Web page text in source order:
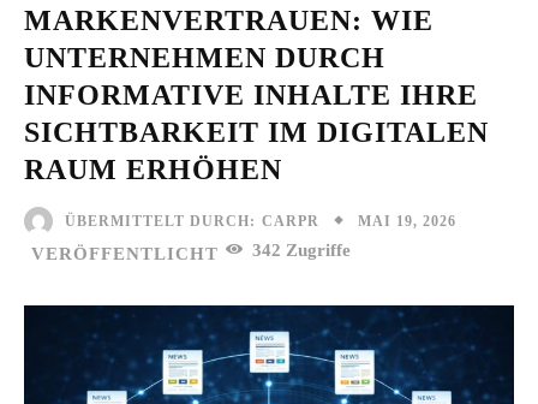
MARKENVERTRAUEN: WIE
UNTERNEHMEN DURCH
INFORMATIVE INHALTE IHRE
SICHTBARKEIT IM DIGITALEN
RAUM ERHÖHEN
ÜBERMITTELT DURCH: CARPR MAI 19, 2026
VERÖFFENTLICHT 342 Zugriffe